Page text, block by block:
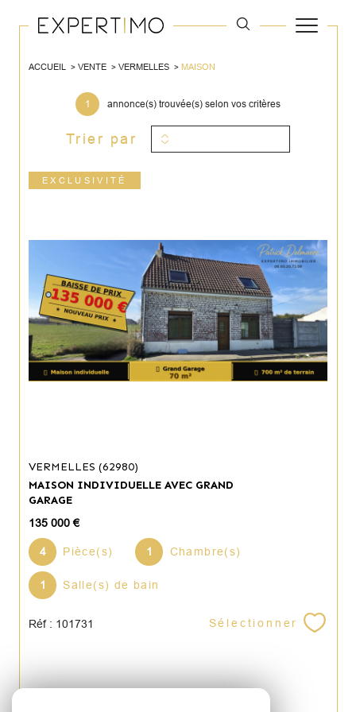
ACCUEIL VENTE VERMELLES MAISON
1 annonce(s) trouvée(s) selon vos critères
Trier par
EXCLUSIVITÉ
VERMELLES (62980)
MAISON INDIVIDUELLE AVEC GRAND
GARAGE
135 000 €
4 Pièce(s) 1 Chambre(s)
1 Salle(s) de bain
Réf : 101731 Sélectionner